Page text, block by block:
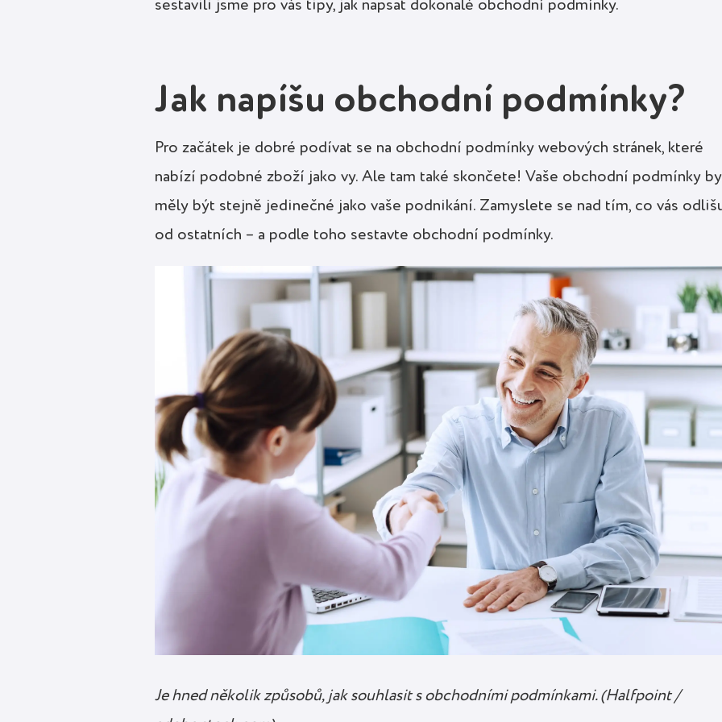
sestavili jsme pro vás tipy, jak napsat dokonalé obchodní podmínky.
Jak napíšu obchodní podmínky?
Pro začátek je dobré podívat se na obchodní podmínky webových stránek, které
nabízí podobné zboží jako vy. Ale tam také skončete! Vaše obchodní podmínky by
měly být stejně jedinečné jako vaše podnikání. Zamyslete se nad tím, co vás
od ostatních – a podle toho sestavte obchodní podmínky.
Je hned několik způsobů, jak souhlasit s obchodními podmínkami. (Halfpoint /